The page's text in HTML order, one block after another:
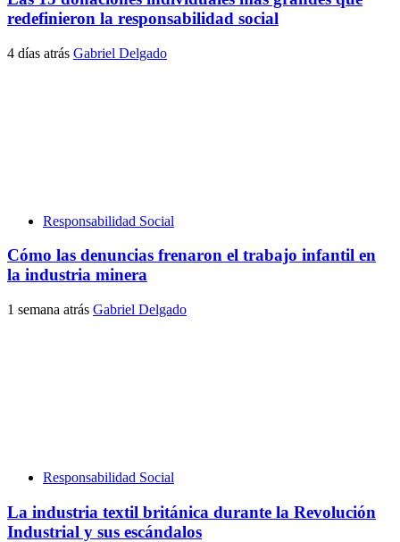
redefinieron la responsabilidad social
4 días atrás Gabriel Delgado
Responsabilidad Social
Cómo las denuncias frenaron el trabajo infantil en
la industria minera
1 semana atrás Gabriel Delgado
Responsabilidad Social
La industria textil británica durante la Revolución
Industrial y sus escándalos